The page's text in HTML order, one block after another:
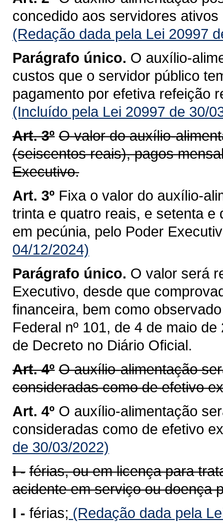
concedido aos servidores
(Redação dada pela Lei 20997
Parágrafo único. O auxílio-
custos que o servidor público
pagamento por efetiva refeição
(Incluído pela Lei 20997 de 30/
Art. 3º O valor do auxílio-
(seiscentos reais), pagos
Executivo.
Art. 3º Fixa o valor do auxílio-
trinta e quatro reais, e setenta
em pecúnia, pelo Poder
04/12/2024)
Parágrafo único. O valor será
Executivo, desde que
financeira, bem como
Federal nº 101, de 4 de maio
de Decreto no Diário Oficial.
Art. 4º O auxílio-alimentação
consideradas como de efetivo
Art. 4º O auxílio-alimentação
consideradas como de efetivo
de 30/03/2022)
I - férias, ou em licença para
acidente em serviço ou doença
I - férias; (Redação dada pela